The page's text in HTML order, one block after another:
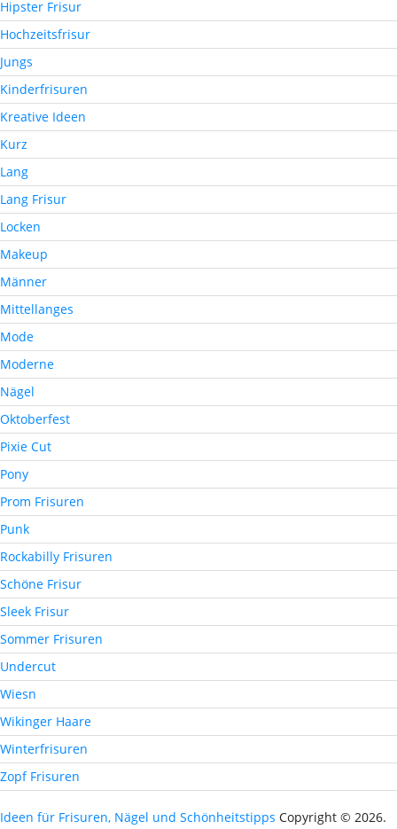
Hipster Frisur
Hochzeitsfrisur
Jungs
Kinderfrisuren
Kreative Ideen
Kurz
Lang
Lang Frisur
Locken
Makeup
Männer
Mittellanges
Mode
Moderne
Nägel
Oktoberfest
Pixie Cut
Pony
Prom Frisuren
Punk
Rockabilly Frisuren
Schöne Frisur
Sleek Frisur
Sommer Frisuren
Undercut
Wiesn
Wikinger Haare
Winterfrisuren
Zopf Frisuren
Ideen für Frisuren, Nägel und Schönheitstipps Copyright © 2026.